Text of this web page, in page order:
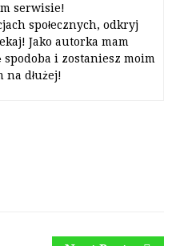
serwisie!
społecznych, odkryj
Jako autorka mam
i zostaniesz moim
na dłużej!